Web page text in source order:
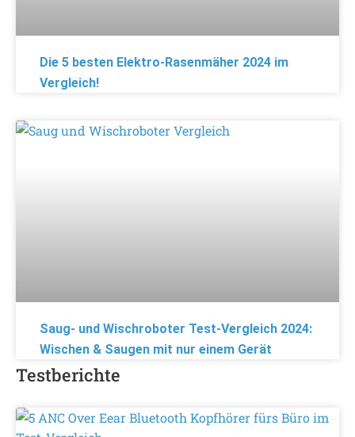
Die 5 besten Elektro-Rasenmäher 2024 im
Vergleich!
Saug- und Wischroboter Test-Vergleich 2024:
Wischen & Saugen mit nur einem Gerät
Testberichte